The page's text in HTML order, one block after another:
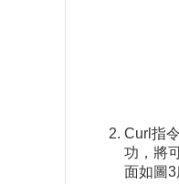
Curl指
功，將
面如圖3